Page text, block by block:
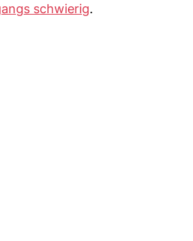
schwierig.